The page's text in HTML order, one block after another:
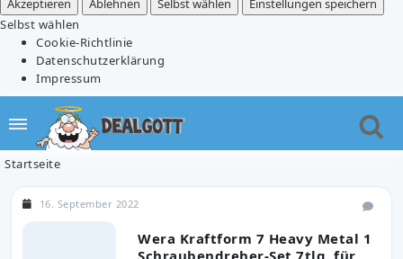
Akzeptieren
Ablehnen Selbst wählen
Einstellungen speichern
Selbst wählen
Cookie-Richtlinie
Datenschutzerklärung
Impressum
Startseite
Wera Kraftform 7 Heavy Metal 1
Schraubendreher-Set 7tlg. für
16. September 2022